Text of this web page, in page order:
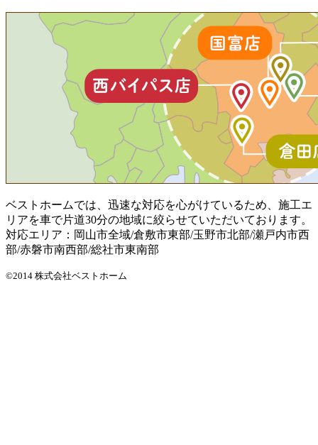
ベストホームでは、迅速な対応を心がけているため、施工エ
リアを車で片道30分の地域に絞らせていただいております。
対応エリア：岡山市全域/倉敷市東部/玉野市北部/瀬戸内市西
部/赤磐市南西部/総社市東南部
©2014 株式会社ベストホーム